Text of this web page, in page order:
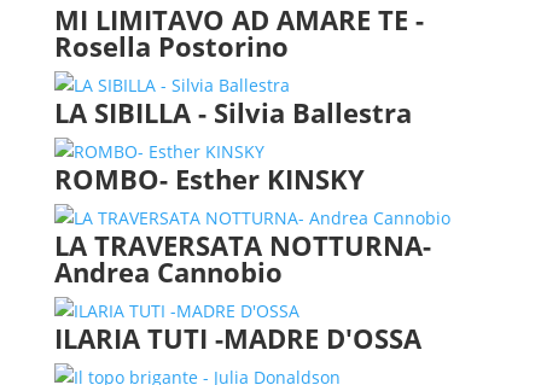
MI LIMITAVO AD AMARE TE -
Rosella Postorino
LA SIBILLA - Silvia Ballestra
ROMBO- Esther KINSKY
LA TRAVERSATA NOTTURNA-
Andrea Cannobio
ILARIA TUTI -MADRE D'OSSA